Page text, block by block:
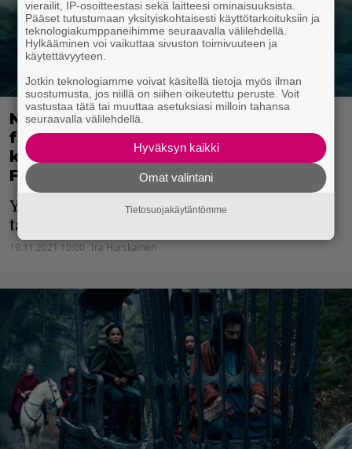
Nyt Amazon Primessa: Odotettu
fantasiasarja The Wheel of Time
käynnistyy – mukana myös Peter
Franzén!
Yltääkö uusi sarjaGame of Thronesin
tasolle?
19.11.2021 10:00 Ira Hurskainen
vierailit, IP-osoitteestasi sekä laitteesi ominaisuuksista.
Pääset tutustumaan yksityiskohtaisesti käyttötarkoituksiin ja
teknologiakumppaneihimme seuraavalla välilehdellä.
Hylkääminen voi vaikuttaa sivuston toimivuuteen ja
käytettävyyteen.
Jotkin teknologiamme voivat käsitellä tietoja myös ilman
suostumusta, jos niillä on siihen oikeutettu peruste. Voit
vastustaa tätä tai muuttaa asetuksiasi milloin tahansa
seuraavalla välilehdellä.
Hyväksyn kaikki
Omat valintani
Tietosuojakäytäntömme